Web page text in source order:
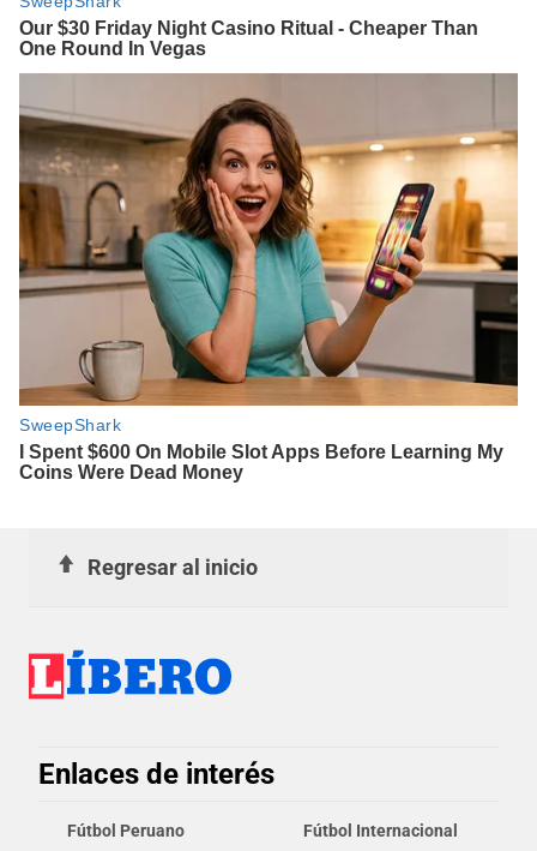
Regresar al inicio
Enlaces de interés
Fútbol Peruano
Fútbol Internacional